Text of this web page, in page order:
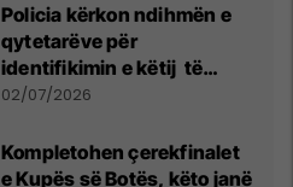
Policia kërkon ndihmën e
qytetarëve për
identifikimin e këtij të
dyshuari
02/07/2026
Kompletohen çerekfinalet
e Kupës së Botës, këto janë